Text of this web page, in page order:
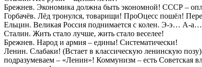
Брежнев. Экономика должна быть экономной! СССР –
Горбачёв. Лёд тронулся, товарищи! ПроОцесс пошёл!
Ельцин. Великая Россия поднимается с колен. Э-э… А-
Сталин. Жить стало лучше, жить стало веселее!
Брежнев. Народ и армия – едины! Систематически!
Ленин. Слабаки! (Встает в классическую ленинскую
подразумеваем – «Ленин»! Коммунизм – есть Советская